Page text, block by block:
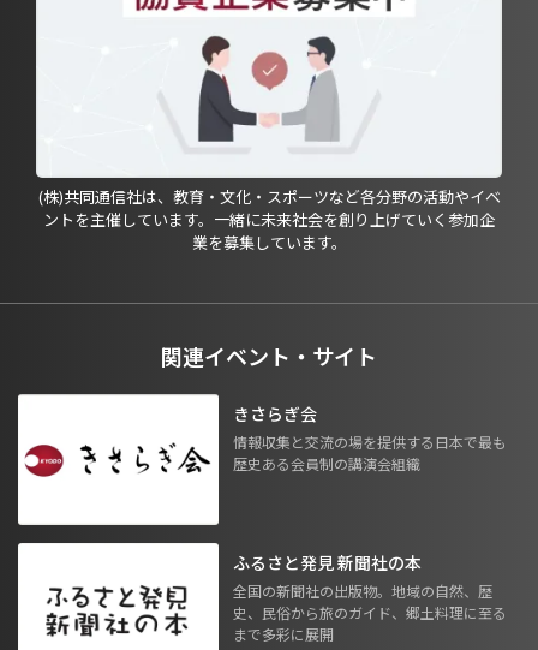
(株)共同通信社は、教育・文化・スポーツなど各分野の活動やイベ
ントを主催しています。一緒に未来社会を創り上げていく参加企
業を募集しています。
関連イベント・サイト
きさらぎ会
情報収集と交流の場を提供する日本で最も
歴史ある会員制の講演会組織
ふるさと発見 新聞社の本
全国の新聞社の出版物。地域の自然、歴
史、民俗から旅のガイド、郷土料理に至る
まで多彩に展開